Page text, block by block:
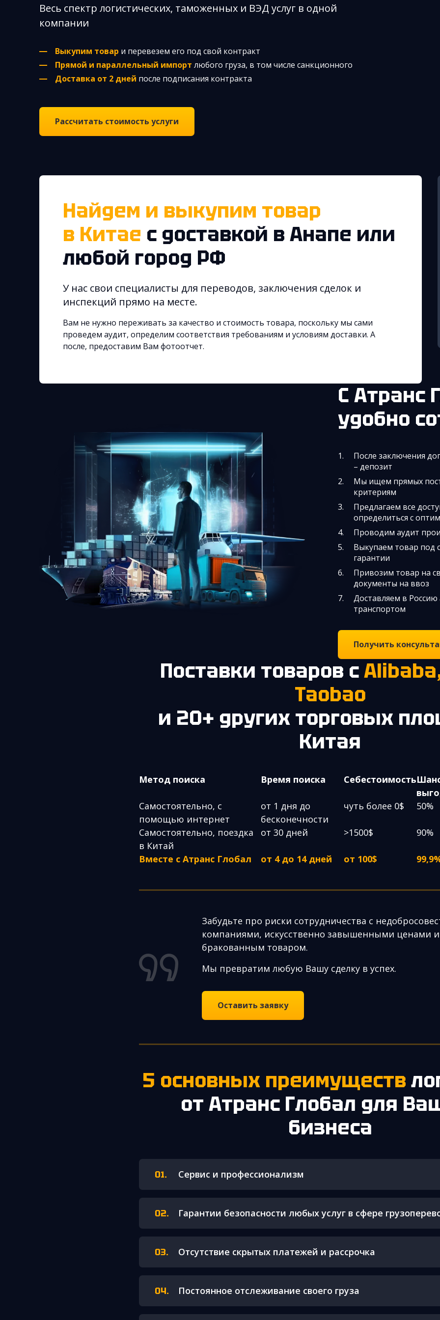
Весь спектр логистических, таможенных и ВЭД услуг в одной
компании
Выкупим товар и перевезем его под свой контракт
Прямой и параллельный импорт любого груза, в том числе санкционного
Доставка от 2 дней после подписания контракта
Рассчитать стоимость услуги
Найдем и выкупим товар
в Китае с доставкой в Анапе или
любой город РФ
У нас свои специалисты для переводов, заключения сделок и
инспекций прямо на месте.
Вам не нужно переживать за качество и стоимость товара, поскольку мы сами
проведем аудит, определим соответствия требованиям и условиям доставки. А
после, предоставим Вам фотоотчет.
С Атранс Глобал легко и
удобно
После заключения
– депозит
Мы ищем прямых
критериям
Предлагаем все
определиться с
Проводим аудит
Выкупаем товар под
гарантии
Привозим товар на
документы на ввоз
Доставляем в
транспортом
Получить
Поставки товаров с
Taobao
и 20+ других торговых
Китая
Метод поиска Время поиска Себестоимость
Самостоятельно, с
помощью интернет
от 1 дня до
бесконечности
чуть более 0$ 50%
Самостоятельно, поездка
в Китай
от 30 дней >1500$ 90%
Вместе с Атранс Глобал от 4 до 14 дней от 100$
Забудьте про риски сотрудничества с
компаниями, искусственно завышенными ценами и
бракованным товаром.
Мы превратим любую Вашу сделку в успех.
Оставить заявку
5 основных преимуществ
от Атранс Глобал для
бизнеса
Сервис и профессионализм
Гарантии безопасности любых услуг в сфере
Отсутствие скрытых платежей и рассрочка
Постоянное отслеживание своего груза